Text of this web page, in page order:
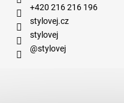
+420 216 216 196
stylovej.cz
stylovej
@stylovej